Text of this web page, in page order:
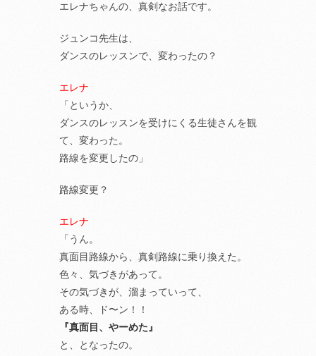
エレナちゃんの、真剣なお話です。
ジュンコ先生は、
ダンスのレッスンで、変わったの？
エレナ
「というか、
ダンスのレッスンを受けにくる生徒さんを観
て、変わった。
路線を変更したの」
路線変更？
エレナ
「うん。
真面目路線から、真剣路線に乗り換えた。
色々、気づきがあって。
その気づきが、溜まっていって、
ある時、ド〜ン！！
『真面目、やーめた』
と、となったの。